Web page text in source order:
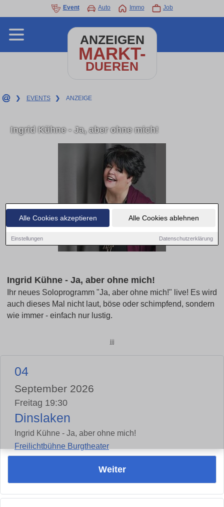
Alle Cookies akzeptieren Alle Cookies ablehnen
Einstellungen Datenschutzerklärung
Event Auto Immo Job
ANZEIGEN
MARKT-
DUEREN
❯ EVENTS ❯ ANZEIGE
Ingrid Kühne - Ja, aber ohne mich!
Ingrid Kühne - Ja, aber ohne mich!
Ihr neues Soloprogramm "Ja, aber ohne mich!" live! Es wird
auch dieses Mal nicht laut, böse oder schimpfend, sondern
wie immer - einfach nur lustig.
jjj
04
September 2026
Freitag 19:30
Dinslaken
Ingrid Kühne - Ja, aber ohne mich!
Freilichtbühne Burgtheater
Weiter